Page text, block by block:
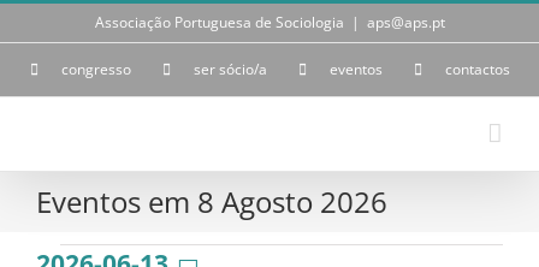
Skip
Associação Portuguesa de Sociologia | aps@aps.pt
congresso ser sócio/a eventos contactos
Eventos em 8 Agosto 2026